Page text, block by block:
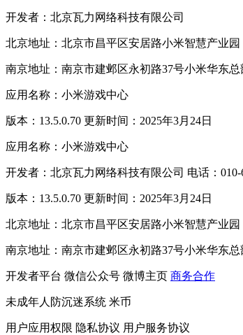
开发者：北京瓦力网络科技有限公司
北京地址：北京市昌平区安居路小米智慧产业园
南京地址：南京市建邺区永初路37号小米华东总
应用名称：小米游戏中心
版本：13.5.0.70 更新时间：2025年3月24日
应用名称：小米游戏中心
开发者：北京瓦力网络科技有限公司 电话：010-
版本：13.5.0.70 更新时间：2025年3月24日
北京地址：北京市昌平区安居路小米智慧产业园
南京地址：南京市建邺区永初路37号小米华东总
开发者平台 微信公众号 微博主页 商务合作
未成年人防沉迷系统 米币
用户应用权限 隐私协议 用户服务协议